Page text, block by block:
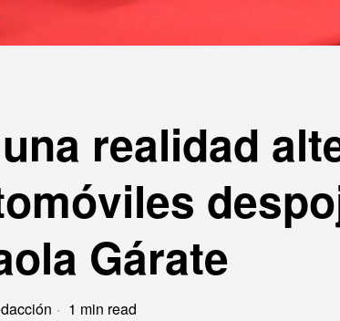
realidad
Gárate
1 min read